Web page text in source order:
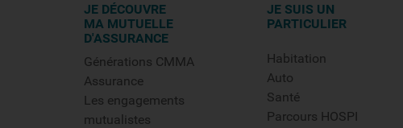
JE DÉCOUVRE
MA MUTUELLE
D'ASSURANCE
Générations CMMA
Assurance
Les engagements
mutualistes
JE SUIS UN
PARTICULIER
Habitation
Auto
Santé
Parcours HOSPI